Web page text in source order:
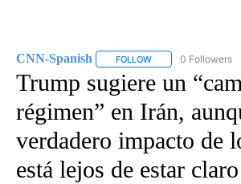
CNN-Spanish FOLLOW FOLLOW "CNN-
0 Followers
Trump sugiere un
régimen” en Irán,
verdadero impacto de
está lejos de estar claro